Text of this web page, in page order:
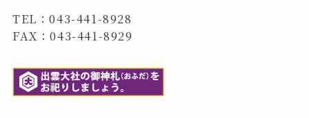
TEL：043-441-8928
FAX：043-441-8929